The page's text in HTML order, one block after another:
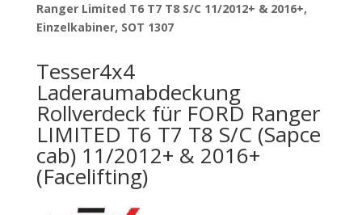
Ranger Limited T6 T7 T8 S/C 11/2012+ & 2016+,
Einzelkabiner, SOT 1307
Tesser4x4
Laderaumabdeckung
Rollverdeck für FORD Ranger
LIMITED T6 T7 T8 S/C (Sapce
cab) 11/2012+ & 2016+
(Facelifting)